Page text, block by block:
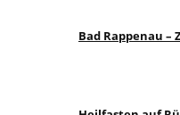
Bad Rappenau